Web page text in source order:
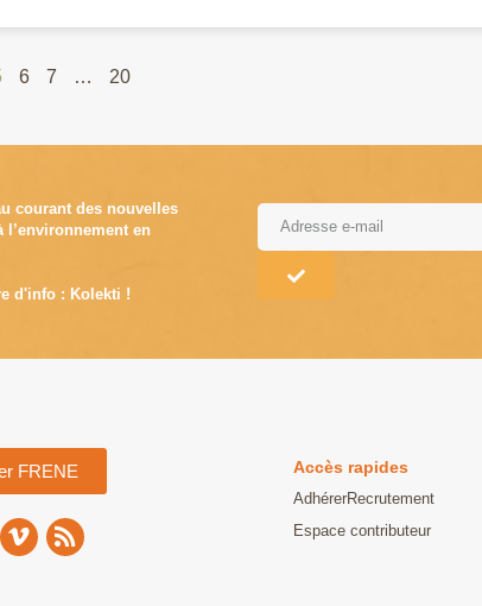
6 7 … 20
courant des nouvelles
l’environnement en
d'info : Kolekti !
FRENE Accès rapides
AdhérerRecrutement
Espace contributeur